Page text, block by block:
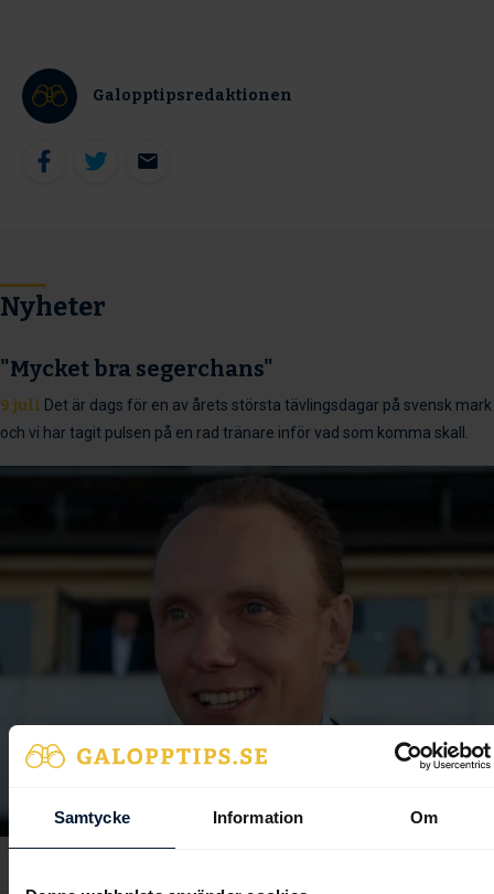
Samtycke Information Om
Galopptipsredaktionen
Nyheter
"Mycket bra segerchans"
9 juli Det är dags för en av årets största tävlingsdagar på svensk mark
och vi har tagit pulsen på en rad tränare inför vad som komma skall.